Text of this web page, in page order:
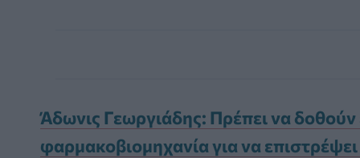
Άδωνις Γεωργιάδης: Πρέπει να
φαρμακοβιομηχανία για να